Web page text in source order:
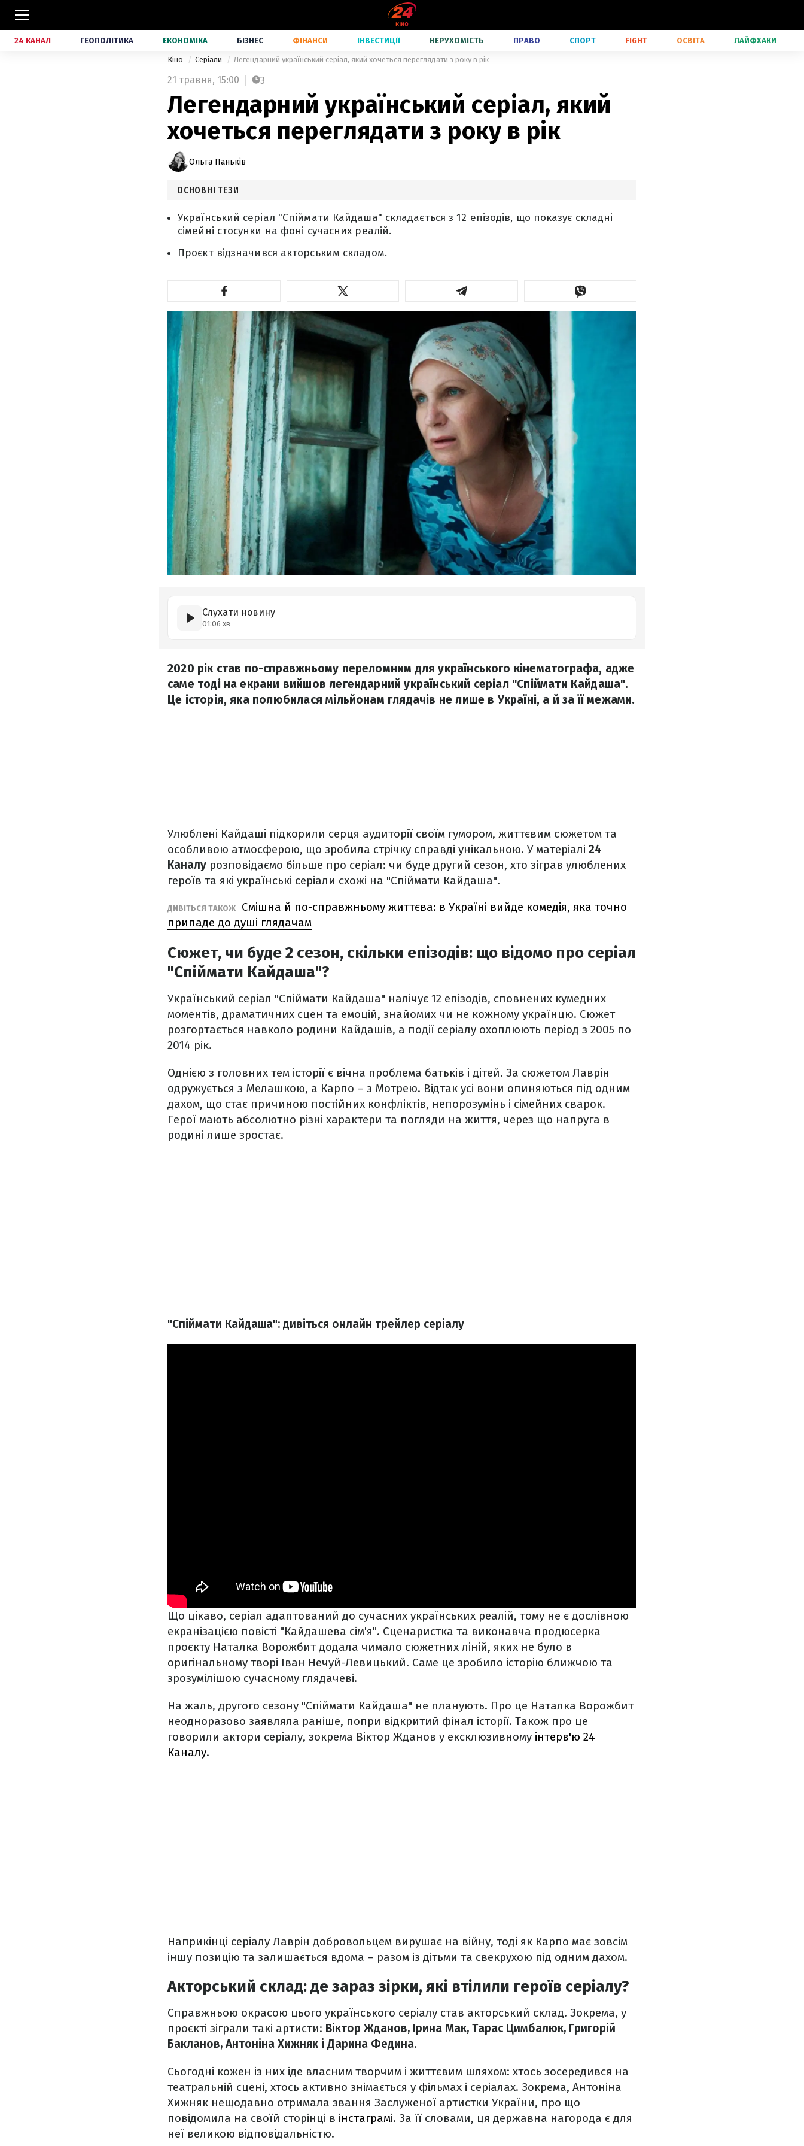
24 КАНАЛ ГЕОПОЛІТИКА ЕКОНОМІКА БІЗНЕС ФІНАНСИ ІНВЕСТИЦІЇ НЕРУХОМІСТЬ ПРАВО СПОРТ FIGHT ОСВІТА ЛАЙФХАКИ
Кіно Серіали Легендарний український серіал, який хочеться переглядати з року в рік
21 травня, 15:00 3
Легендарний український серіал, який
хочеться переглядати з року в рік
Ольга Паньків
ОСНОВНІ ТЕЗИ
Український серіал "Спіймати Кайдаша" складається з 12 епізодів, що показує складні
сімейні стосунки на фоні сучасних реалій.
Проєкт відзначився акторським складом.
Слухати новину
01:06 хв
2020 рік став по-справжньому переломним для українського кінематографа, адже
саме тоді на екрани вийшов легендарний український серіал "Спіймати Кайдаша".
Це історія, яка полюбилася мільйонам глядачів не лише в Україні, а й за її межами.
Улюблені Кайдаші підкорили серця аудиторії своїм гумором, життєвим сюжетом та
особливою атмосферою, що зробила стрічку справді унікальною. У матеріалі 24
Каналу розповідаємо більше про серіал: чи буде другий сезон, хто зіграв улюблених
героїв та які українські серіали схожі на "Спіймати Кайдаша".
ДИВІТЬСЯ ТАКОЖ
Смішна й по-справжньому життєва: в Україні вийде комедія, яка точно
припаде до душі глядачам
Сюжет, чи буде 2 сезон, скільки епізодів: що відомо про серіал
"Спіймати Кайдаша"?
Український серіал "Спіймати Кайдаша" налічує 12 епізодів, сповнених кумедних
моментів, драматичних сцен та емоцій, знайомих чи не кожному українцю. Сюжет
розгортається навколо родини Кайдашів, а події серіалу охоплюють період з 2005 по
2014 рік.
Однією з головних тем історії є вічна проблема батьків і дітей. За сюжетом Лаврін
одружується з Мелашкою, а Карпо – з Мотрею. Відтак усі вони опиняються під одним
дахом, що стає причиною постійних конфліктів, непорозумінь і сімейних сварок.
Герої мають абсолютно різні характери та погляди на життя, через що напруга в
родині лише зростає.
"Спіймати Кайдаша": дивіться онлайн трейлер серіалу
Що цікаво, серіал адаптований до сучасних українських реалій, тому не є дослівною
екранізацією повісті "Кайдашева сім'я". Сценаристка та виконавча продюсерка
проєкту Наталка Ворожбит додала чимало сюжетних ліній, яких не було в
оригінальному творі Іван Нечуй-Левицький. Саме це зробило історію ближчою та
зрозумілішою сучасному глядачеві.
На жаль, другого сезону "Спіймати Кайдаша" не планують. Про це Наталка Ворожбит
неодноразово заявляла раніше, попри відкритий фінал історії. Також про це
говорили актори серіалу, зокрема Віктор Жданов у ексклюзивному інтерв'ю 24
Каналу.
Наприкінці серіалу Лаврін добровольцем вирушає на війну, тоді як Карпо має зовсім
іншу позицію та залишається вдома – разом із дітьми та свекрухою під одним дахом.
Акторський склад: де зараз зірки, які втілили героїв серіалу?
Справжньою окрасою цього українського серіалу став акторський склад. Зокрема, у
проєкті зіграли такі артисти: Віктор Жданов, Ірина Мак, Тарас Цимбалюк, Григорій
Бакланов, Антоніна Хижняк і Дарина Федина.
Сьогодні кожен із них іде власним творчим і життєвим шляхом: хтось зосередився на
театральній сцені, хтось активно знімається у фільмах і серіалах. Зокрема, Антоніна
Хижняк нещодавно отримала звання Заслуженої артистки України, про що
повідомила на своїй сторінці в інстаграмі. За її словами, ця державна нагорода є для
неї великою відповідальністю.